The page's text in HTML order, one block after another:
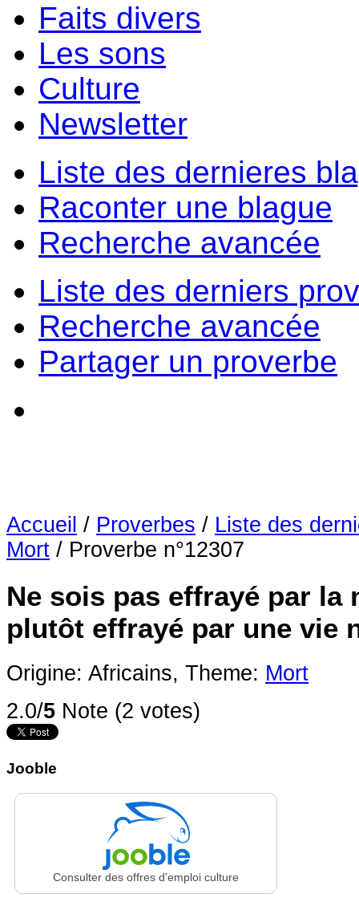
Faits divers
Les sons
Culture
Newsletter
Liste des dernieres
Raconter une blague
Recherche avancée
Liste des derniers
Recherche avancée
Partager un proverbe
Accueil / Proverbes / Liste des
Mort / Proverbe n°12307
Ne sois pas effrayé par la
plutôt effrayé par une vie
Origine: Africains, Theme: Mort
2.0/5 Note (2 votes)
Jooble
Consulter des offres d'emploi culture